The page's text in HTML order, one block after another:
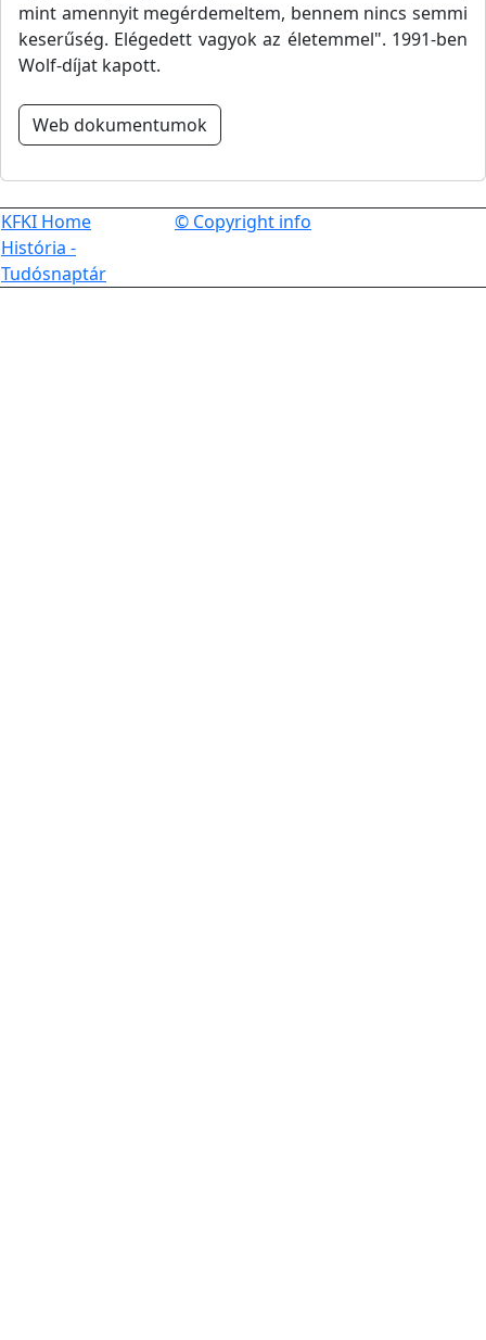
mint amennyit megérdemeltem, bennem nincs semmi
keserűség. Elégedett vagyok az életemmel". 1991-ben
Wolf-díjat kapott.
Web dokumentumok
KFKI Home
História -
Tudósnaptár
© Copyright info